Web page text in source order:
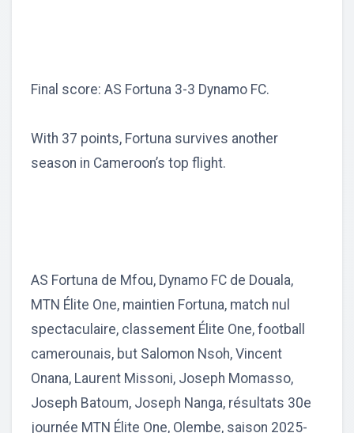
Final score: AS Fortuna 3-3 Dynamo FC.
With 37 points, Fortuna survives another
season in Cameroon’s top flight.
AS Fortuna de Mfou, Dynamo FC de Douala,
MTN Élite One, maintien Fortuna, match nul
spectaculaire, classement Élite One, football
camerounais, but Salomon Nsoh, Vincent
Onana, Laurent Missoni, Joseph Momasso,
Joseph Batoum, Joseph Nanga, résultats 30e
journée MTN Élite One, Olembe, saison 2025-